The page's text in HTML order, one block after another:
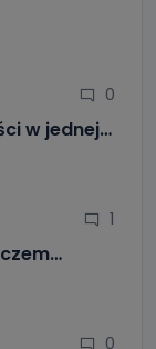
0
w jednej…
1
0